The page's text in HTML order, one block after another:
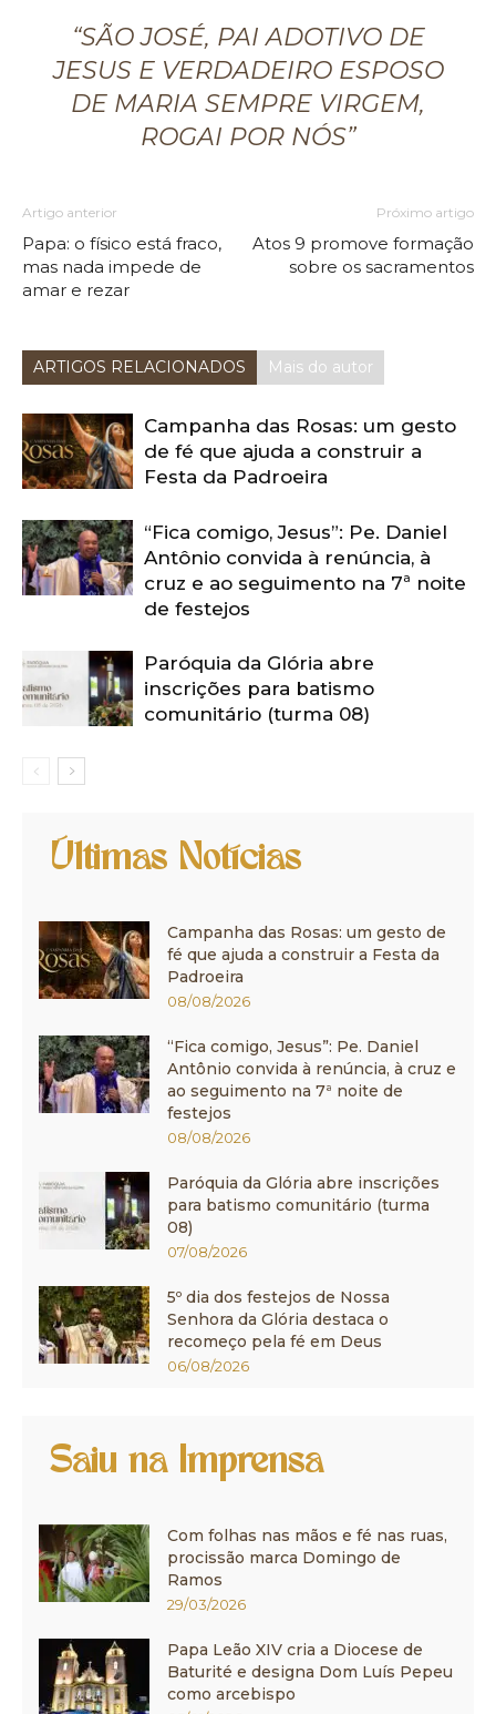
“SÃO JOSÉ, PAI ADOTIVO DE
JESUS E VERDADEIRO ESPOSO
DE MARIA SEMPRE VIRGEM,
ROGAI POR NÓS”
Artigo anterior
Papa: o físico está fraco,
mas nada impede de
amar e rezar
Próximo artigo
Atos 9 promove formação
sobre os sacramentos
ARTIGOS RELACIONADOS Mais do autor
Campanha das Rosas: um gesto
de fé que ajuda a construir a
Festa da Padroeira
“Fica comigo, Jesus”: Pe. Daniel
Antônio convida à renúncia, à
cruz e ao seguimento na 7ª noite
de festejos
Paróquia da Glória abre
inscrições para batismo
comunitário (turma 08)
Últimas Notícias
Campanha das Rosas: um gesto de
fé que ajuda a construir a Festa da
Padroeira
08/08/2026
“Fica comigo, Jesus”: Pe. Daniel
Antônio convida à renúncia, à cruz e
ao seguimento na 7ª noite de
festejos
08/08/2026
Paróquia da Glória abre inscrições
para batismo comunitário (turma
08)
07/08/2026
5º dia dos festejos de Nossa
Senhora da Glória destaca o
recomeço pela fé em Deus
06/08/2026
Saiu na Imprensa
Com folhas nas mãos e fé nas ruas,
procissão marca Domingo de
Ramos
29/03/2026
Papa Leão XIV cria a Diocese de
Baturité e designa Dom Luís Pepeu
como arcebispo